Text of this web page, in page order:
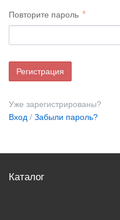
Повторите пароль
Уже зарегистрированы?
Вход / Забыли пароль?
Каталог